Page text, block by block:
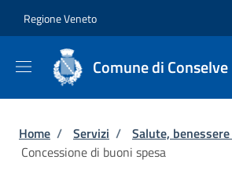
Regione Veneto
Comune di Conselve
Briciole di pane
Home / Servizi / Salute,
Concessione di buoni spesa